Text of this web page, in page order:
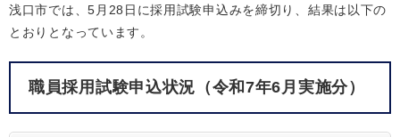
浅口市では、5月28日に採用試験申込みを締切り、結果は以下の
とおりとなっています。
職員採用試験申込状況（令和7年6月実施分）